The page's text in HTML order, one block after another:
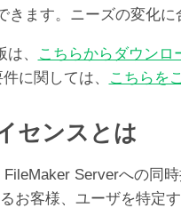
きます。ニーズの変化
、 こちらからダウンロ
に関しては、
こちらを
センスとは
Serverへの同
お客様、ユーザを特定